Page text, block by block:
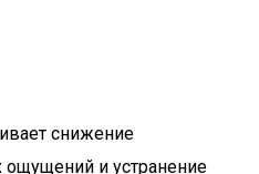
снижение
ощущений и устранение